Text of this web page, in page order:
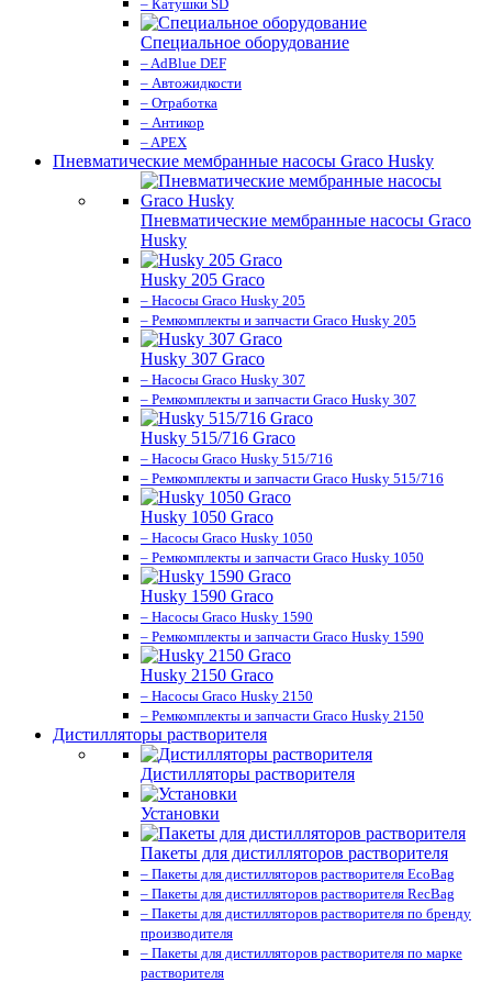
– Катушки SD
Специальное оборудование
– AdBlue DEF
– Автожидкости
– Отработка
– Антикор
– APEX
Пневматические мембранные насосы Graco Husky
Пневматические мембранные насосы Graco
Husky
Husky 205 Graco
– Насосы Graco Husky 205
– Ремкомплекты и запчасти Graco Husky 205
Husky 307 Graco
– Насосы Graco Husky 307
– Ремкомплекты и запчасти Graco Husky 307
Husky 515/716 Graco
– Насосы Graco Husky 515/716
– Ремкомплекты и запчасти Graco Husky 515/716
Husky 1050 Graco
– Насосы Graco Husky 1050
– Ремкомплекты и запчасти Graco Husky 1050
Husky 1590 Graco
– Насосы Graco Husky 1590
– Ремкомплекты и запчасти Graco Husky 1590
Husky 2150 Graco
– Насосы Graco Husky 2150
– Ремкомплекты и запчасти Graco Husky 2150
Дистилляторы растворителя
Дистилляторы растворителя
Установки
Пакеты для дистилляторов растворителя
– Пакеты для дистилляторов растворителя EcoBag
– Пакеты для дистилляторов растворителя RecBag
– Пакеты для дистилляторов растворителя по бренду
производителя
– Пакеты для дистилляторов растворителя по марке
растворителя